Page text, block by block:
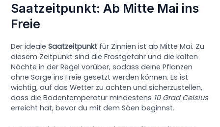
Saatzeitpunkt: Ab Mitte Mai ins
Freie
Der idealeSaatzeitpunkt für Zinnien ist ab Mitte Mai. Zu
diesem Zeitpunkt sind die Frostgefahr und die kalten
Nächte in der Regel vorüber, sodass deine Pflanzen
ohne Sorge ins Freie gesetzt werden können. Es ist
wichtig, auf das Wetter zu achten und sicherzustellen,
dass die Bodentemperatur mindestens 10 Grad Celsius
erreicht hat, bevor du mit dem Säen beginnst.